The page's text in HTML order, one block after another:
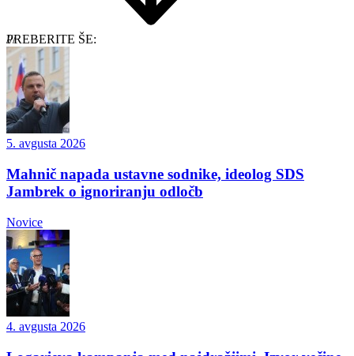
PREBERITE ŠE:
5. avgusta 2026
Mahnič napada ustavne sodnike, ideolog SDS
Jambrek o ignoriranju odločb
Novice
4. avgusta 2026